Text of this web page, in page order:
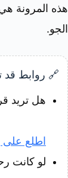
هذه المرونة
الجو.
🔗 روابط
هل تريد
اطلع على
لو كانت